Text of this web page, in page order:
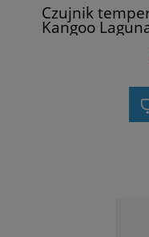
Czujnik
Kangoo
Trafic Twingo